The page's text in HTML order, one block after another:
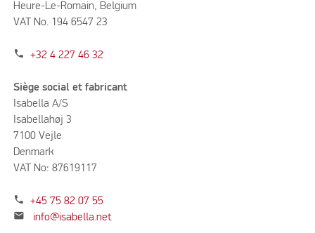
Heure-Le-Romain, Belgium
VAT No. 194 6547 23
phone +32 4 227 46 32
Siège social et fabricant
Isabella A/S
Isabellahøj 3
7100 Vejle
Denmark
VAT No: 87619117
phone +45 75 82 07 55
mail info@isabella.net